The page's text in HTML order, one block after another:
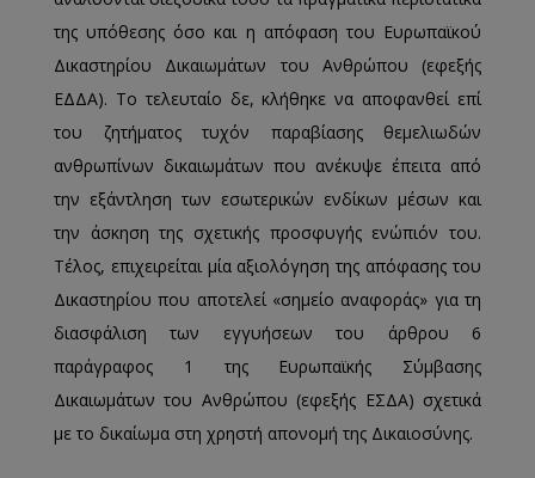
της υπόθεσης όσο και η απόφαση του Ευρωπαϊκού
Δικαστηρίου Δικαιωμάτων του Ανθρώπου (εφεξής
ΕΔΔΑ). Το τελευταίο δε, κλήθηκε να αποφανθεί επί
του ζητήματος τυχόν παραβίασης θεμελιωδών
ανθρωπίνων δικαιωμάτων που ανέκυψε έπειτα από
την εξάντληση των εσωτερικών ενδίκων μέσων και
την άσκηση της σχετικής προσφυγής ενώπιόν του.
Τέλος, επιχειρείται μία αξιολόγηση της απόφασης του
Δικαστηρίου που αποτελεί «σημείο αναφοράς» για τη
διασφάλιση των εγγυήσεων του άρθρου 6
παράγραφος 1 της Ευρωπαϊκής Σύμβασης
Δικαιωμάτων του Ανθρώπου (εφεξής ΕΣΔΑ) σχετικά
με το δικαίωμα στη χρηστή απονομή της Δικαιοσύνης.